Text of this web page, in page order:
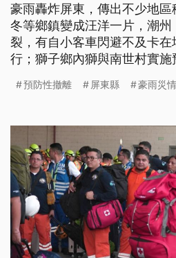
豪雨轟炸屏東，傳出不少地
冬等鄉鎮變成汪洋一片，潮
裂，有自小客車閃避不及卡
行；獅子鄉內獅與南世村實施
預防性撤離 屏東縣 豪雨災情